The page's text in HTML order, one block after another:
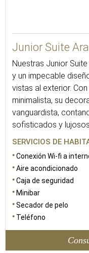
Junior Suite
Nuestras Junior
y un impecable
vistas al exterior.
minimalista, su
vanguardista,
sofisticados y
SERVICIOS DE
Conexión Wi-fi a
Aire acondicionado
Caja de seguridad
Minibar
Secador de pelo
Teléfono